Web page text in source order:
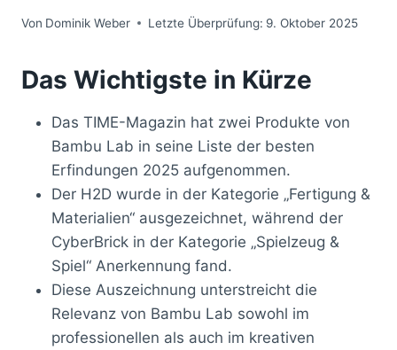
Von Dominik Weber Letzte Überprüfung: 9. Oktober 2025
Das Wichtigste in Kürze
Das TIME-Magazin hat zwei Produkte von
Bambu Lab in seine Liste der besten
Erfindungen 2025 aufgenommen.
Der H2D wurde in der Kategorie „Fertigung &
Materialien“ ausgezeichnet, während der
CyberBrick in der Kategorie „Spielzeug &
Spiel“ Anerkennung fand.
Diese Auszeichnung unterstreicht die
Relevanz von Bambu Lab sowohl im
professionellen als auch im kreativen